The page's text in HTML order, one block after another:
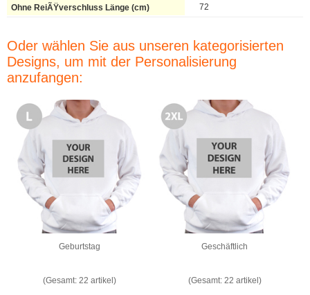
72
Oder wählen Sie aus unseren kategorisierten
Designs, um mit der Personalisierung
anzufangen:
Geburtstag
(Gesamt: 22 artikel)
Geschäftlich
(Gesamt: 22 artikel)